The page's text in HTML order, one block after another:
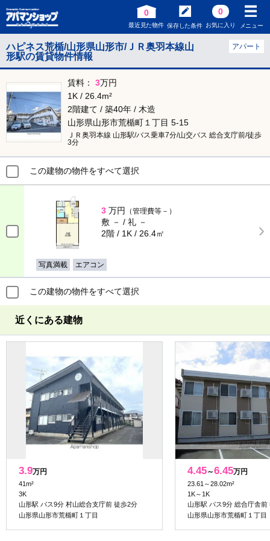
0
最近見た物件 保存した条件
0
お気に入り メニュー
ハピネス荒楯/山形県山形市/ＪＲ奥羽本線山
形駅の賃貸物件情報
アパート
賃料： 3万円
1K / 26.4m²
2階建て / 築40年 / 木造
山形県山形市荒楯町１丁目 5-15
ＪＲ奥羽本線 山形駅/バス乗車7分/山交バス 総合支庁前/徒歩
3分
この建物の物件をすべて選択
3 万円 （管理費等－）
敷 － / 礼 －
2階 / 1K / 26.4㎡
写真満載 エアコン
この建物の物件をすべて選択
近くにある建物
3.9万円
41m²
3K
山形駅 バス9分 村山総合支庁前 徒歩2分
山形県山形市荒楯町１丁目
4.45～6.45万円
23.61～28.02m²
1K～1K
山形駅 バス9分 総合庁舎前
山形県山形市荒楯町１丁目